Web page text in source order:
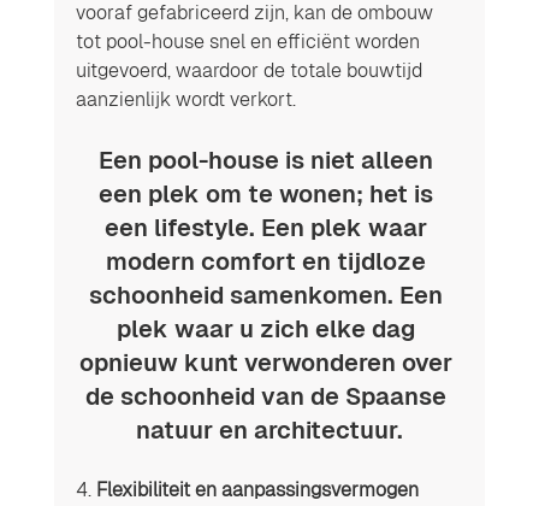
vooraf gefabriceerd zijn, kan de ombouw
tot pool-house snel en efficiënt worden
uitgevoerd, waardoor de totale bouwtijd
aanzienlijk wordt verkort.
Een pool-house is niet alleen
een plek om te wonen; het is
een lifestyle. Een plek waar
modern comfort en tijdloze
schoonheid samenkomen. Een
plek waar u zich elke dag
opnieuw kunt verwonderen over
de schoonheid van de Spaanse
natuur en architectuur.
4. Flexibiliteit en aanpassingsvermogen